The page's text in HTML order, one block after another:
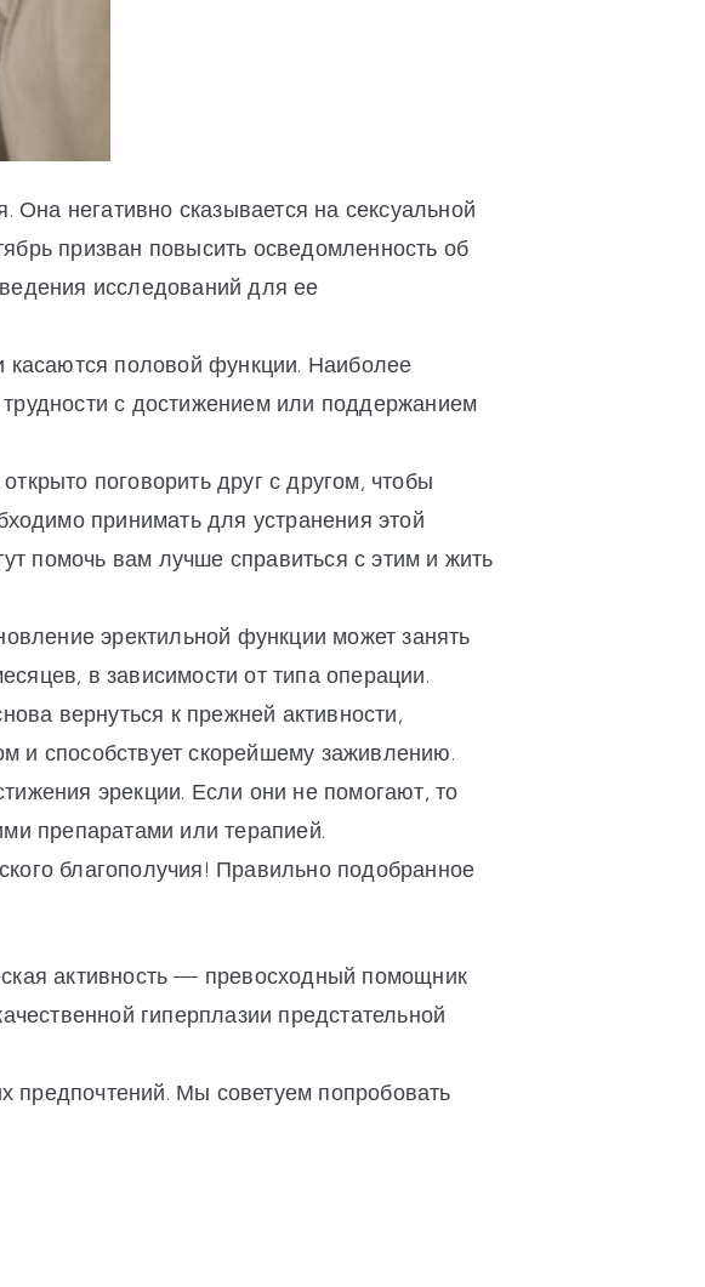
негативно сказывается на сексуальной
призван повысить осведомленность об
исследований для ее
половой функции. Наиболее
с достижением или поддержанием
поговорить друг с другом, чтобы
принимать для устранения этой
помочь вам лучше справиться с этим и жить
эректильной функции может занять
в зависимости от типа операции.
вернуться к прежней активности,
и способствует скорейшему заживлению.
эрекции. Если они не помогают, то
препаратами или терапией.
благополучия! Правильно подобранное
активность — превосходный помощник
гиперплазии предстательной
предпочтений. Мы советуем попробовать